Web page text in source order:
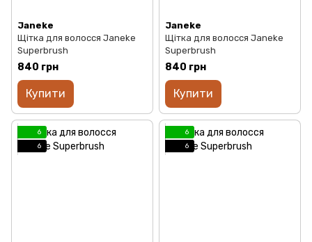
Janeke
Щітка для волосся Janeke
Superbrush
840 грн
Купити
Janeke
Щітка для волосся Janeke
Superbrush
840 грн
Купити
6
6
6
6